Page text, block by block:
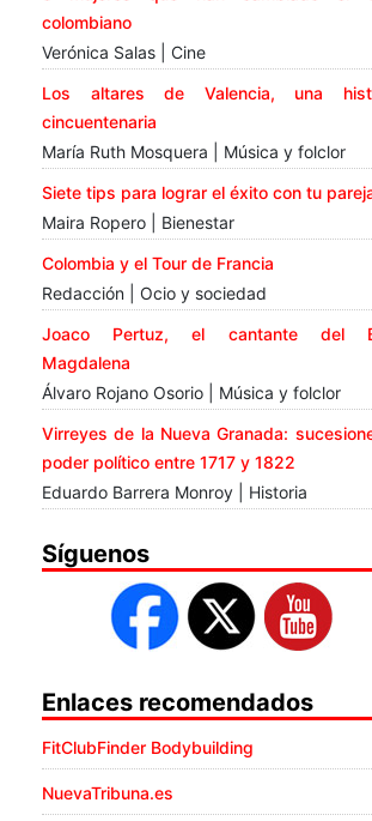
colombiano
Verónica Salas | Cine
Los altares de Valencia, una
cincuentenaria
María Ruth Mosquera | Música y folclor
Siete tips para lograr el éxito con tu
Maira Ropero | Bienestar
Colombia y el Tour de Francia
Redacción | Ocio y sociedad
Joaco Pertuz, el cantante del
Magdalena
Álvaro Rojano Osorio | Música y folclor
Virreyes de la Nueva Granada:
poder político entre 1717 y 1822
Eduardo Barrera Monroy | Historia
Síguenos
Enlaces recomendados
FitClubFinder Bodybuilding
NuevaTribuna.es